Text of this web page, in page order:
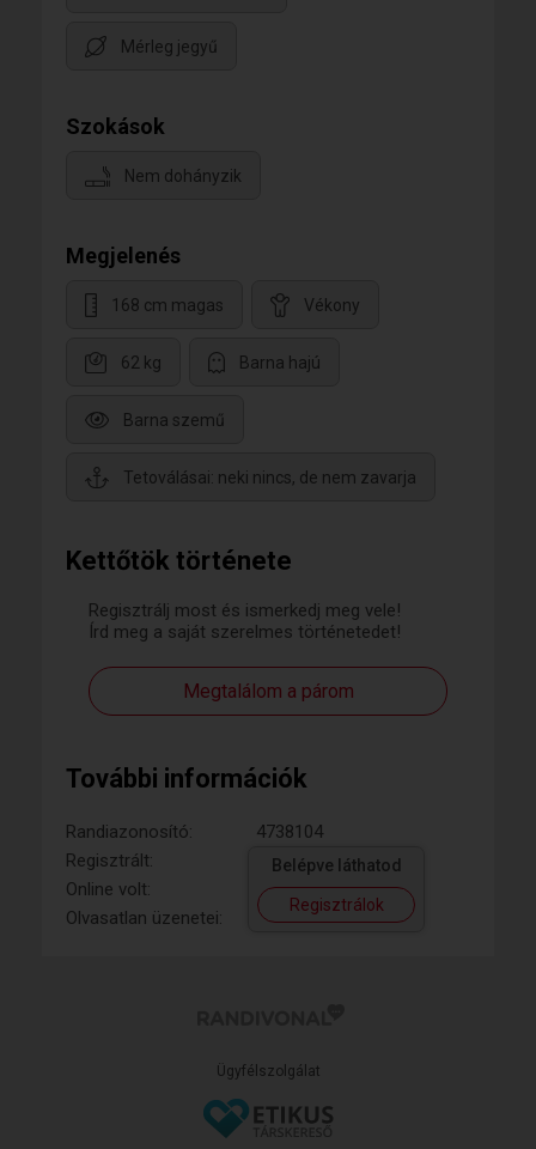
Kettőtök története
Regisztrálj most és ismerkedj meg vele!
Írd meg a saját szerelmes történetedet!
Megtalálom a párom
További információk
Randiazonosító:
4738104
Regisztrált:
Online volt:
Olvasatlan üzenetei:
Belépve láthatod
Regisztrálok
Mérleg jegyű
Szokások
Nem dohányzik
Megjelenés
168 cm magas Vékony
62 kg Barna hajú
Barna szemű
Tetoválásai: neki nincs, de nem zavarja
Ügyfélszolgálat